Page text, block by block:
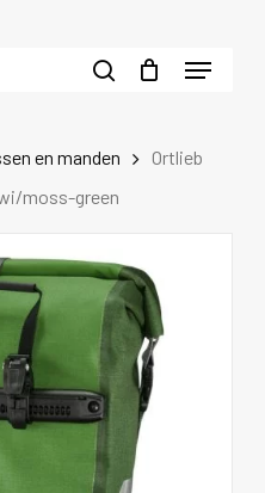
Menu
en manden
Ortlieb
moss-green